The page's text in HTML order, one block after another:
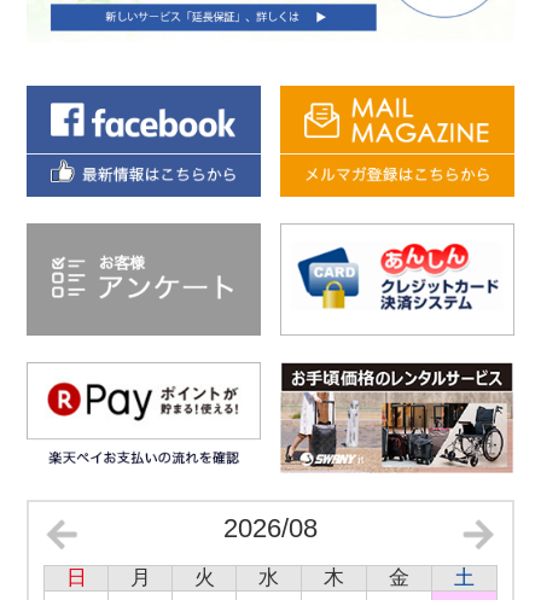
2026/08
日 月 火 水 木 金
土